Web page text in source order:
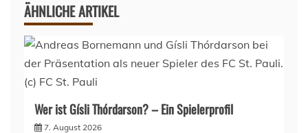
ÄHNLICHE ARTIKEL
Wer ist Gísli Thórdarson? – Ein Spielerprofil
7. August 2026